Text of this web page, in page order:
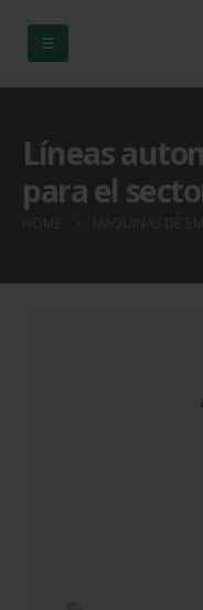
Líneas
para el
HOME MÁQUINAS DE